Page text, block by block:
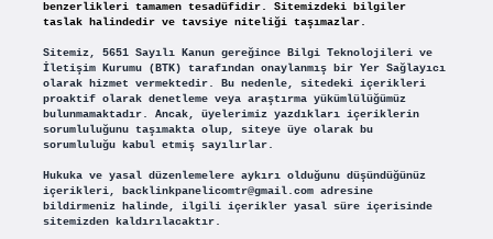
benzerlikleri tamamen tesadüfidir. Sitemizdeki bilgiler
taslak halindedir ve tavsiye niteliği taşımazlar.
Sitemiz, 5651 Sayılı Kanun gereğince Bilgi Teknolojileri ve
İletişim Kurumu (BTK) tarafından onaylanmış bir Yer Sağlayıcı
olarak hizmet vermektedir. Bu nedenle, sitedeki içerikleri
proaktif olarak denetleme veya araştırma yükümlülüğümüz
bulunmamaktadır. Ancak, üyelerimiz yazdıkları içeriklerin
sorumluluğunu taşımakta olup, siteye üye olarak bu
sorumluluğu kabul etmiş sayılırlar.
Hukuka ve yasal düzenlemelere aykırı olduğunu düşündüğünüz
içerikleri, backlinkpanelicomtr@gmail.comadresine
bildirmeniz halinde, ilgili içerikler yasal süre içerisinde
sitemizden kaldırılacaktır.